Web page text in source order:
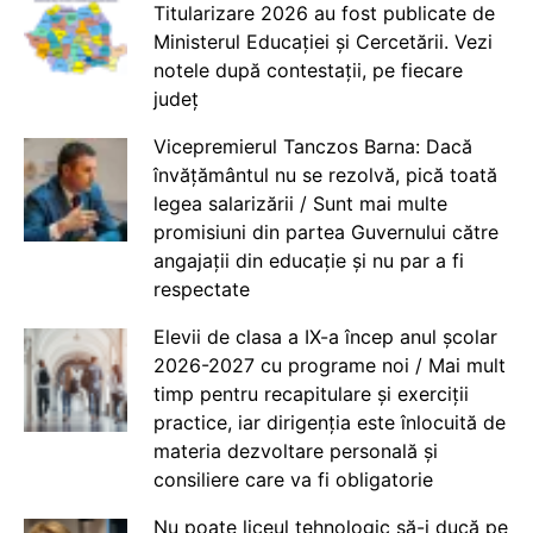
Titularizare 2026 au fost publicate de
Ministerul Educației și Cercetării. Vezi
notele după contestații, pe fiecare
județ
Vicepremierul Tanczos Barna: Dacă
învățământul nu se rezolvă, pică toată
legea salarizării / Sunt mai multe
promisiuni din partea Guvernului către
angajații din educație și nu par a fi
respectate
Elevii de clasa a IX-a încep anul școlar
2026-2027 cu programe noi / Mai mult
timp pentru recapitulare și exerciții
practice, iar dirigenția este înlocuită de
materia dezvoltare personală și
consiliere care va fi obligatorie
Nu poate liceul tehnologic să-i ducă pe